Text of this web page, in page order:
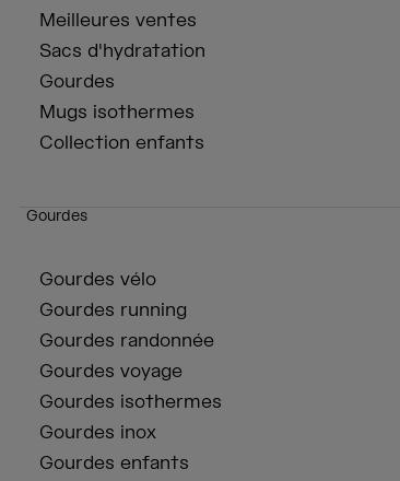
Meilleures ventes
Sacs d'hydratation
Gourdes
Mugs isothermes
Collection enfants
Gourdes
Gourdes vélo
Gourdes running
Gourdes randonnée
Gourdes voyage
Gourdes isothermes
Gourdes inox
Gourdes enfants